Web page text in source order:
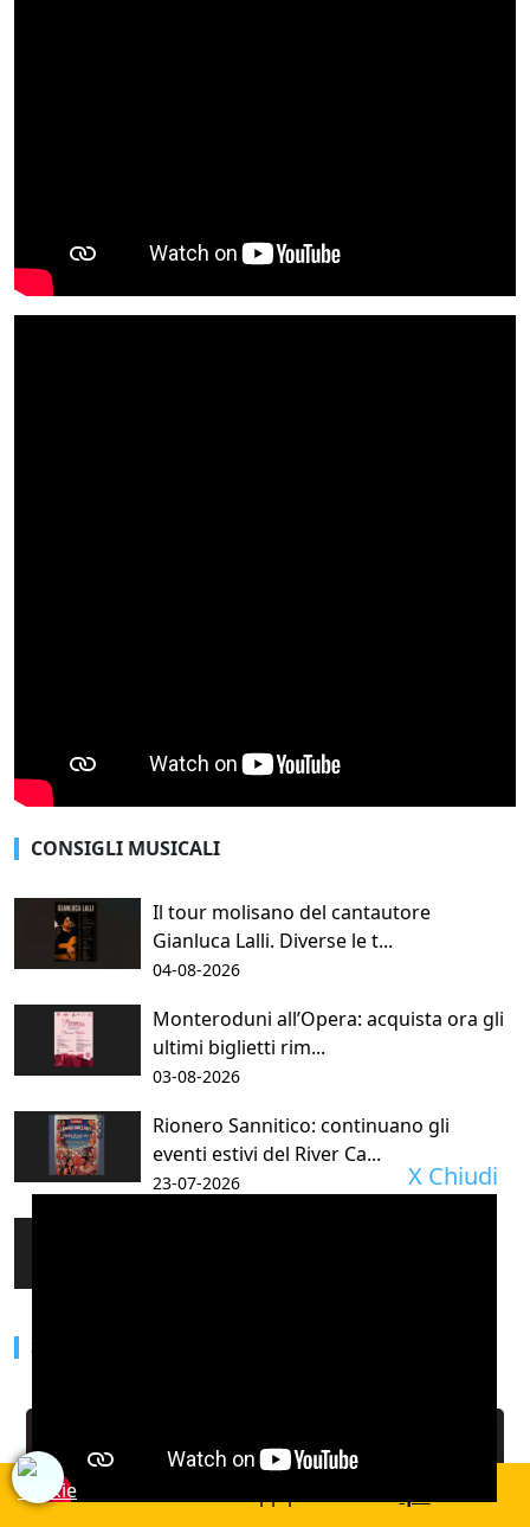
X Chiudi
CONSIGLI MUSICALI
Il tour molisano del cantautore
Gianluca Lalli. Diverse le t...
04-08-2026
Monteroduni all’Opera: acquista ora gli
ultimi biglietti rim...
03-08-2026
Rionero Sannitico: continuano gli
eventi estivi del River Ca...
23-07-2026
SANITÀ